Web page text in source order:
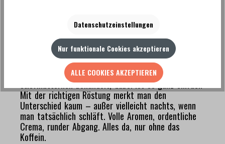
Unsere entkoffeinierten Sorten sind für alle
gemacht, die abends noch einen Espresso wollen,
ohne danach die Decke anzustarren – oder die
einfach bewusst auf Koffein verzichten, ohne dabei
auf Genuss zu verzichten. In der Gastronomie oft
stiefmütterlich behandelt, dabei ist es ganz einfach:
Mit der richtigen Röstung merkt man den
Unterschied kaum – außer vielleicht nachts, wenn
man tatsächlich schläft. Volle Aromen, ordentliche
Crema, runder Abgang. Alles da, nur ohne das
Koffein.
Datenschutzeinstellungen
Nur funktionale Cookies akzeptieren
ALLE COOKIES AKZEPTIEREN